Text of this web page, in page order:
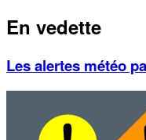
En vedette
Les alertes météo